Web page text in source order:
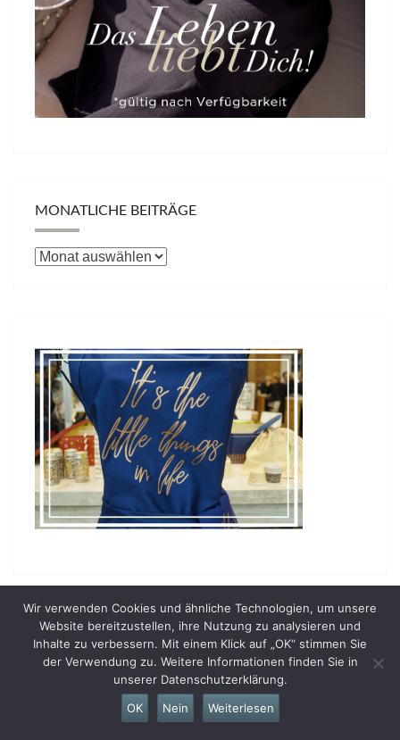
MONATLICHE BEITRÄGE
Monatliche
Wir verwenden Cookies und ähnliche Technologien, um unsere
Website bereitzustellen, ihre Nutzung zu analysieren und
Inhalte zu verbessern. Mit einem Klick auf „OK“ stimmen Sie
der Verwendung zu. Weitere Informationen finden Sie in
unserer Datenschutzerklärung.
OK
Nein Weiterlesen